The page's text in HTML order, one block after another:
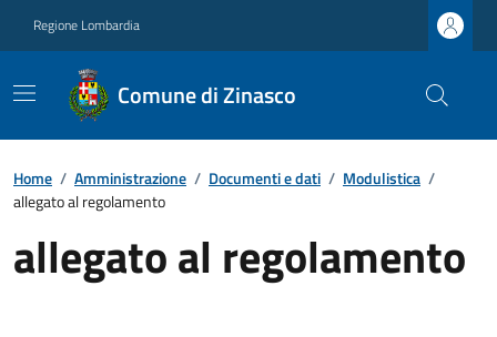
Regione Lombardia
Comune di Zinasco
Home / Amministrazione / Documenti e dati / Modulistica /
allegato al regolamento
allegato al regolamento